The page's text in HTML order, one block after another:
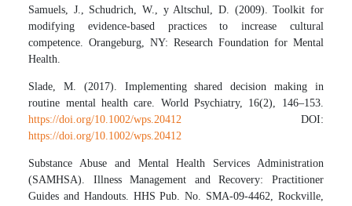
Samuels, J., Schudrich, W., y Altschul, D. (2009). Toolkit for
modifying evidence-based practices to increase cultural
competence. Orangeburg, NY: Research Foundation for Mental
Health.
Slade, M. (2017). Implementing shared decision making in
routine mental health care. World Psychiatry, 16(2), 146–153.
https://doi.org/10.1002/wps.20412 DOI:
https://doi.org/10.1002/wps.20412
Substance Abuse and Mental Health Services Administration
(SAMHSA). Illness Management and Recovery: Practitioner
Guides and Handouts. HHS Pub. No. SMA-09-4462, Rockville,